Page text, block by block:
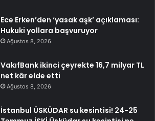
Ece Erken’den ‘yasak aşk’ açıklaması:
Hukuki yollara başvuruyor
Ağustos 8, 2026
VakıfBank ikinci çeyrekte 16,7 milyar TL
net kâr elde etti
Ağustos 8, 2026
İstanbul ÜSKÜDAR su kesintisi! 24-25